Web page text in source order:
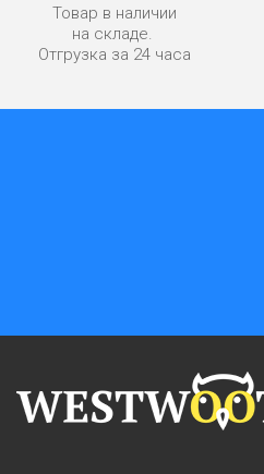
Товар в наличии
на складе.
Отгрузка за 24 часа